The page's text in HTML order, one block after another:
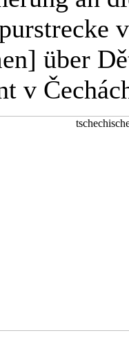
über
v